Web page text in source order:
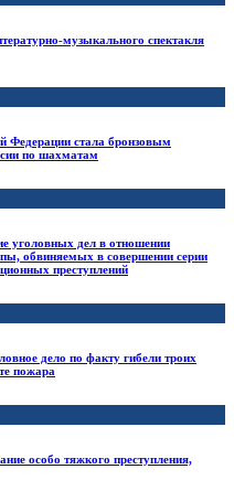
музыкального спектакля
Федерации стала бронзовым
по шахматам
уголовных дел в отношении
обвиняемых в совершении серии
преступлений
дело по факту гибели троих
пожара
особо тяжкого преступления,